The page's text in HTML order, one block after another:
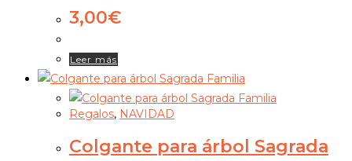
3,00€
Leer más
Regalos, NAVIDAD
Colgante para árbol Sagrada